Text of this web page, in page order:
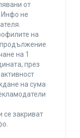
от
Инфо не
на
на 1
през
на сума
закриват